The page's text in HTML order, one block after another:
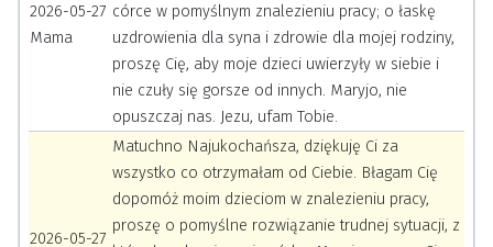
2026-05-27
Mama
córce w pomyślnym znalezieniu pracy; o łaskę
uzdrowienia dla syna i zdrowie dla mojej rodziny,
proszę Cię, aby moje dzieci uwierzyły w siebie i
nie czuły się gorsze od innych. Maryjo, nie
opuszczaj nas. Jezu, ufam Tobie.
2026-05-27
Matuchno Najukochańsza, dziękuję Ci za
wszystko co otrzymałam od Ciebie. Błagam Cię
dopomóż moim dzieciom w znalezieniu pracy,
proszę o pomyślne rozwiązanie trudnej sytuacji, z